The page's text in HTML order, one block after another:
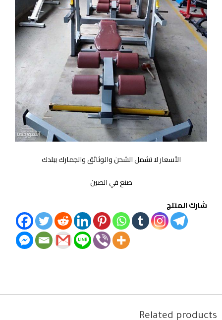
الأسعار لا تشمل الشحن والوثائق والجمارك ببلدك
صنع في الصين
شارك المنتج
Related products